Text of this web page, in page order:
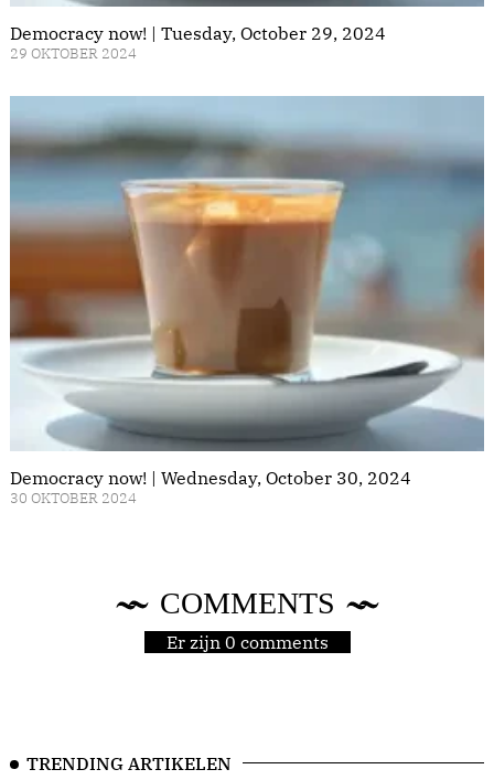
Democracy now! | Tuesday, October 29, 2024
29 OKTOBER 2024
Democracy now! | Wednesday, October 30, 2024
30 OKTOBER 2024
COMMENTS
Er zijn 0 comments
TRENDING ARTIKELEN